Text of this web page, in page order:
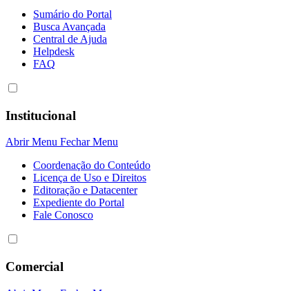
Sumário do Portal
Busca Avançada
Central de Ajuda
Helpdesk
FAQ
Institucional
Abrir Menu Fechar Menu
Coordenação do Conteúdo
Licença de Uso e Direitos
Editoração e Datacenter
Expediente do Portal
Fale Conosco
Comercial